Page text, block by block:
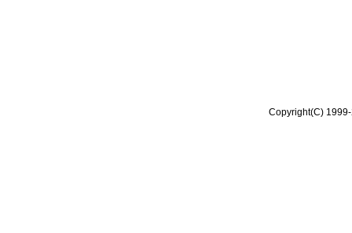
Copyright(C)